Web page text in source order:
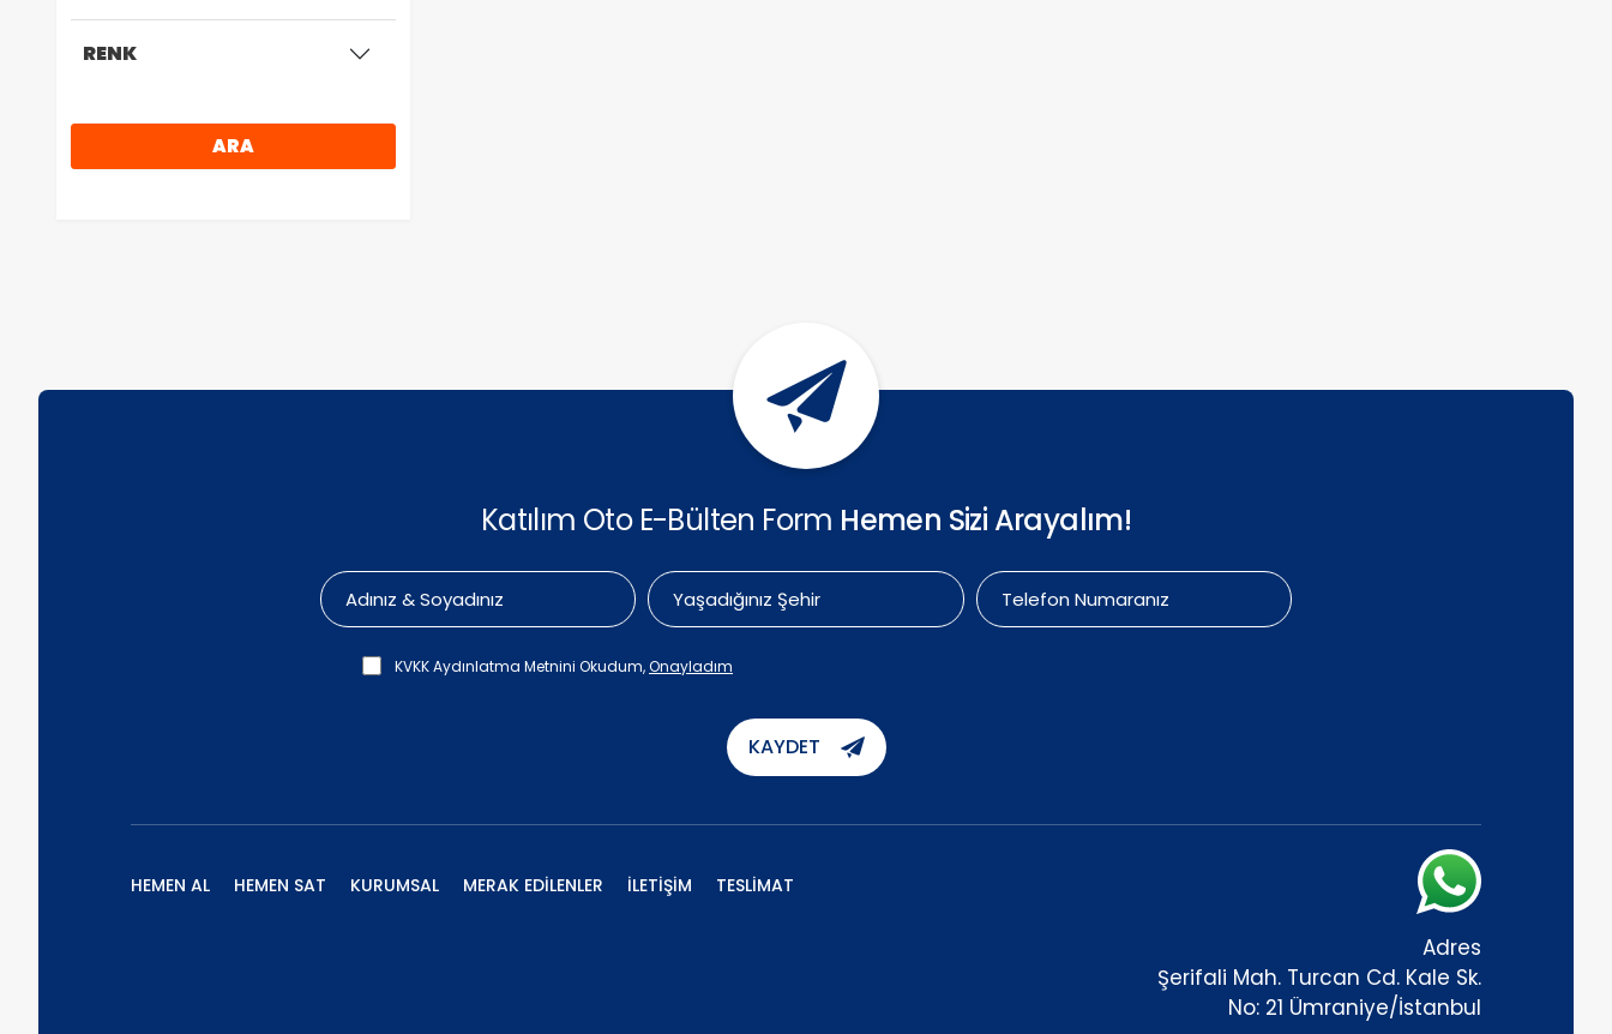
RENK
ARA
Katılım Oto E-Bülten Form Hemen Sizi Arayalım!
KVKK Aydınlatma Metnini Okudum,Onayladım
KAYDET
HEMEN AL HEMEN SAT KURUMSAL MERAK EDİLENLER İLETİŞİM TESLİMAT
Adres
Şerifali Mah. Turcan Cd. Kale Sk.
No: 21 Ümraniye/İstanbul